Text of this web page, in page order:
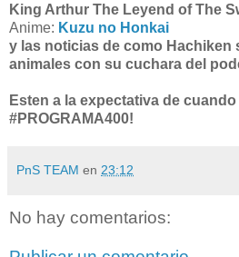
King Arthur The Leyend of The
Anime: Kuzu no Honkai
y las noticias de como Hachiken
animales con su cuchara del
Esten a la expectativa de cuando
#PROGRAMA400!
PnS TEAM en 23:12
No hay comentarios: